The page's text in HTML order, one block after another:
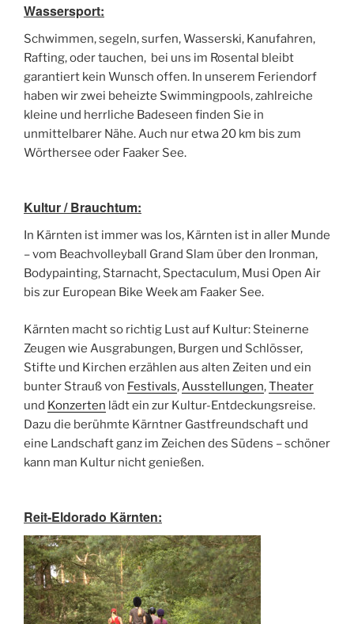
Wassersport:
Schwimmen, segeln, surfen, Wasserski, Kanufahren,
Rafting, oder tauchen, bei uns im Rosental bleibt
garantiert kein Wunsch offen. In unserem Feriendorf
haben wir zwei beheizte Swimmingpools, zahlreiche
kleine und herrliche Badeseen finden Sie in
unmittelbarer Nähe. Auch nur etwa 20 km bis zum
Wörthersee oder Faaker See.
Kultur / Brauchtum:
In Kärnten ist immer was los, Kärnten ist in aller Munde
– vom Beachvolleyball Grand Slam über den Ironman,
Bodypainting, Starnacht, Spectaculum, Musi Open Air
bis zur European Bike Week am Faaker See.
Kärnten macht so richtig Lust auf Kultur: Steinerne
Zeugen wie Ausgrabungen, Burgen und Schlösser,
Stifte und Kirchen erzählen aus alten Zeiten und ein
bunter Strauß von Festivals, Ausstellungen,Theater
und Konzerten lädt ein zur Kultur-Entdeckungsreise.
Dazu die berühmte Kärntner Gastfreundschaft und
eine Landschaft ganz im Zeichen des Südens – schöner
kann man Kultur nicht genießen.
Reit-Eldorado Kärnten: